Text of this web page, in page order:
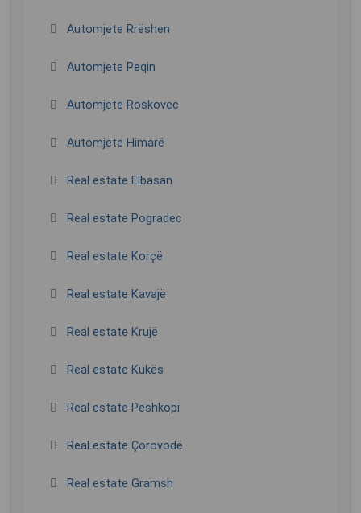
Automjete Rrëshen
Automjete Peqin
Automjete Roskovec
Automjete Himarë
Real estate Elbasan
Real estate Pogradec
Real estate Korçë
Real estate Kavajë
Real estate Krujë
Real estate Kukës
Real estate Peshkopi
Real estate Çorovodë
Real estate Gramsh